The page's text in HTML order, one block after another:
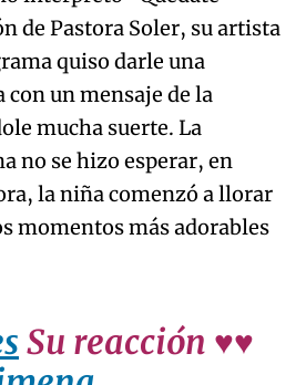
mucha suerte. La
no se hizo esperar, en
la niña comenzó a llorar
momentos más adorables
Su reacción ♥️♥️